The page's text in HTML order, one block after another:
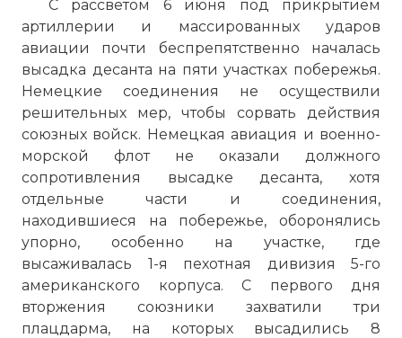
С рассветом 6 июня под прикрытием
артиллерии и массированных ударов
авиации почти беспрепятственно началась
высадка десанта на пяти участках побережья.
Немецкие соединения не осуществили
решительных мер, чтобы сорвать действия
союзных войск. Немецкая авиация и военно-
морской флот не оказали должного
сопротивления высадке десанта, хотя
отдельные части и соединения,
находившиеся на побережье, оборонялись
упорно, особенно на участке, где
высаживалась 1-я пехотная дивизия 5-го
американского корпуса. С первого дня
вторжения союзники захватили три
плацдарма, на которых высадились 8